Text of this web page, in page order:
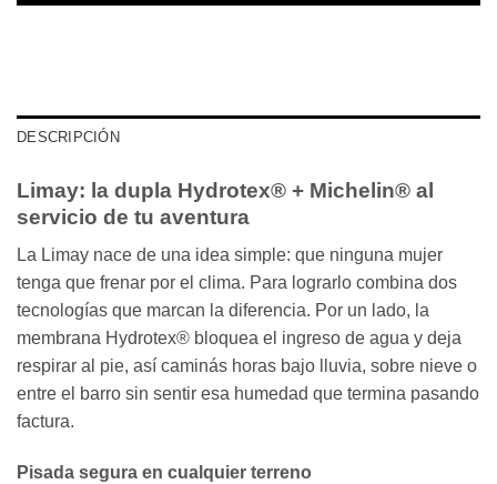
DESCRIPCIÓN
Limay: la dupla Hydrotex® + Michelin® al
servicio de tu aventura
La Limay nace de una idea simple: que ninguna mujer
tenga que frenar por el clima. Para lograrlo combina dos
tecnologías que marcan la diferencia. Por un lado, la
membrana Hydrotex® bloquea el ingreso de agua y deja
respirar al pie, así caminás horas bajo lluvia, sobre nieve o
entre el barro sin sentir esa humedad que termina pasando
factura.
Pisada segura en cualquier terreno